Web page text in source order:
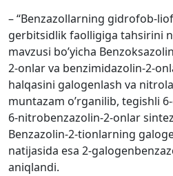
– “Benzazollarning gidrofob-
gerbitsidlik faolligiga tahsirini
mavzusi bo’yicha
2-onlar va benzimidazolin-2-
halqasini galogenlash va
muntazam o’rganilib, tegishli
6-nitrobenzazolin-2-onlar
Benzazolin-2-tionlarning
natijasida esa 2-
aniqlandi.